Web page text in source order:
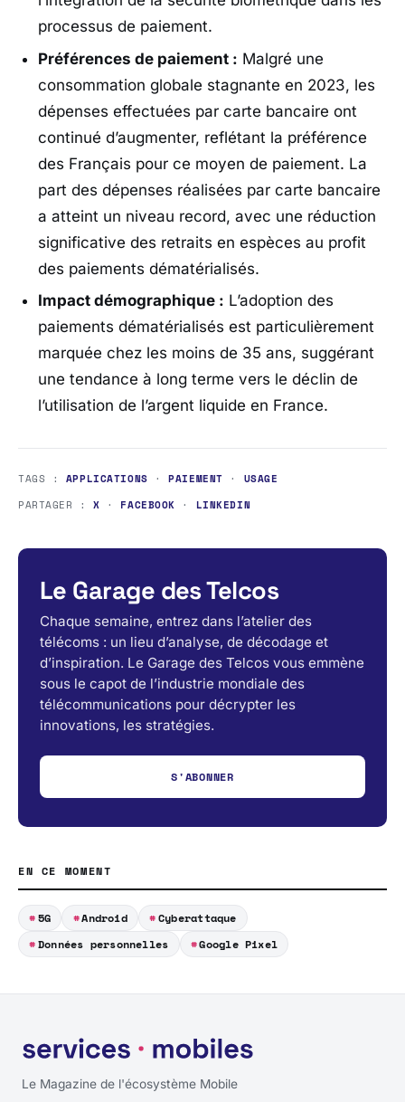
processus de paiement.
Préférences de paiement : Malgré une
consommation globale stagnante en 2023, les
dépenses effectuées par carte bancaire ont
continué d’augmenter, reflétant la préférence
des Français pour ce moyen de paiement. La
part des dépenses réalisées par carte bancaire
a atteint un niveau record, avec une réduction
significative des retraits en espèces au profit
des paiements dématérialisés.
Impact démographique : L’adoption des
paiements dématérialisés est particulièrement
marquée chez les moins de 35 ans, suggérant
une tendance à long terme vers le déclin de
l’utilisation de l’argent liquide en France.
TAGS : APPLICATIONS ·PAIEMENT · USAGE
PARTAGER :X · FACEBOOK · LINKEDIN
Le Garage des Telcos
Chaque semaine, entrez dans l’atelier des
télécoms : un lieu d’analyse, de décodage et
d’inspiration. Le Garage des Telcos vous emmène
sous le capot de l’industrie mondiale des
télécommunications pour décrypter les
innovations, les stratégies.
S'ABONNER
EN CE MOMENT
5G Android
Cyberattaque
Données personnelles
Google Pixel
Le Magazine de l'écosystème Mobile